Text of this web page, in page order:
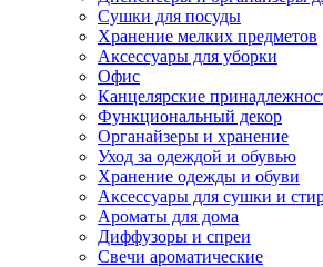
Сушки для посуды
Хранение мелких предметов
Аксессуары для уборки
Офис
Канцелярские
Функциональный декор
Органайзеры и хранение
Уход за одеждой и обувью
Хранение одежды и обуви
Аксессуары для сушки и
Ароматы для дома
Диффузоры и спреи
Свечи ароматические